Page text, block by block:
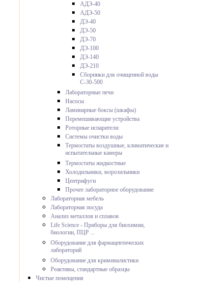
АДЭ-40
АДЭ-50
ДЭ-40
ДЭ-50
ДЭ-70
ДЭ-100
ДЭ-140
ДЭ-210
Сборники для очищенной воды
С-30-500
Лабораторные печи
Насосы
Ламинарные боксы (шкафы)
Перемешивающие устройства
Роторные испарители
Системы очистки воды
Термостаты воздушные, климатические и
испытательные камеры
Термостаты жидкостные
Холодильники, морозильники
Центрифуги
Прочее лабораторное оборудование
Лабораторная мебель
Лабораторная посуда
Анализ металлов и сплавов
Life Science - Приборы для биохимии,
биологии, ПЦР ...
Оборудование для фармацевтических
лабораторий
Оборудование для криминалистики
Реактивы, стандартные образцы
Чистые помещения